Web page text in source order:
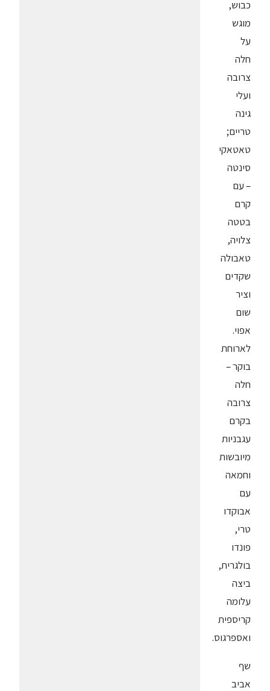
כבוש,
מוגש
על
חלה
צרובה
ועלי
גינה
טריים;
טאטאקי
סינטה
– עם
קרם
בטטה
צלויה,
טאבולה
שקדים
וציר
שום
אפוי.
לארוחת
בוקר –
חלה
צרובה
בקרם
עגבניות
מיובשות
וחמאה
עם
אבוקדו
טרי,
פונדו
בולגרית,
ביצה
עלומה
קריספית
ואספרגוס.
שף
אביב